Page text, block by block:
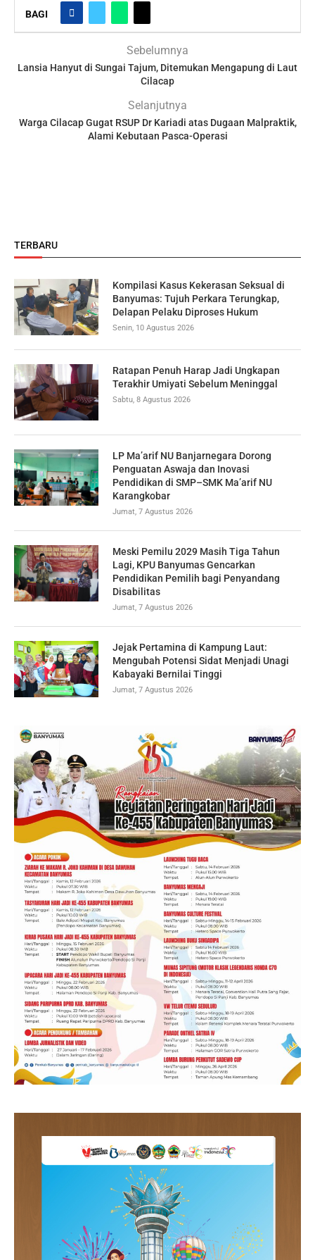
BAGI
Sebelumnya
Lansia Hanyut di Sungai Tajum, Ditemukan Mengapung di Laut
Cilacap
Selanjutnya
Warga Cilacap Gugat RSUP Dr Kariadi atas Dugaan Malpraktik,
Alami Kebutaan Pasca-Operasi
TERBARU
Kompilasi Kasus Kekerasan Seksual di
Banyumas: Tujuh Perkara Terungkap,
Delapan Pelaku Diproses Hukum
Senin, 10 Agustus 2026
Ratapan Penuh Harap Jadi Ungkapan
Terakhir Umiyati Sebelum Meninggal
Sabtu, 8 Agustus 2026
LP Ma’arif NU Banjarnegara Dorong
Penguatan Aswaja dan Inovasi
Pendidikan di SMP–SMK Ma’arif NU
Karangkobar
Jumat, 7 Agustus 2026
Meski Pemilu 2029 Masih Tiga Tahun
Lagi, KPU Banyumas Gencarkan
Pendidikan Pemilih bagi Penyandang
Disabilitas
Jumat, 7 Agustus 2026
Jejak Pertamina di Kampung Laut:
Mengubah Potensi Sidat Menjadi Unagi
Kabayaki Bernilai Tinggi
Jumat, 7 Agustus 2026